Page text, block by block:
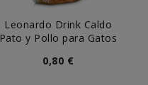
Leonardo Drink Caldo
Pato y Pollo para Gatos
0,80 €